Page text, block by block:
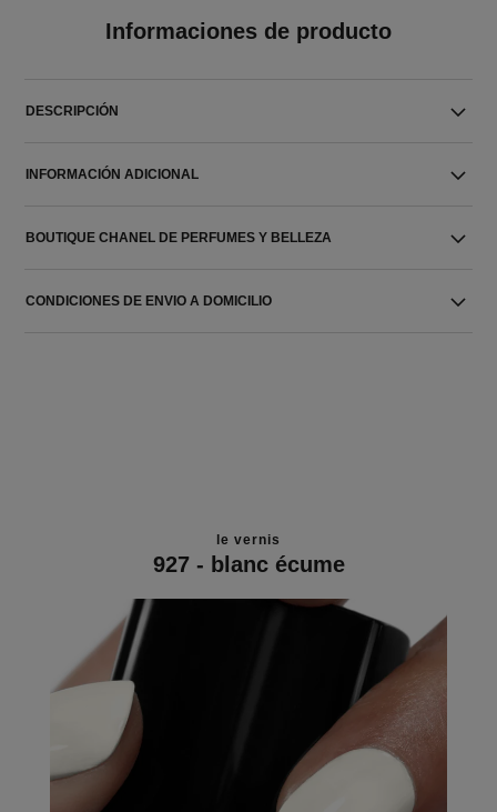
Informaciones de producto
DESCRIPCIÓN
INFORMACIÓN ADICIONAL
BOUTIQUE CHANEL DE PERFUMES Y BELLEZA
CONDICIONES DE ENVIO A DOMICILIO
le vernis
927 - blanc écume